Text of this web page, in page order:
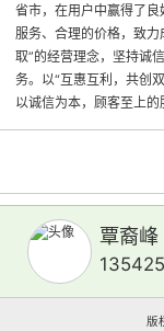
省市，在用户中赢得了
服务、合理的价格，致
取”的经营理念，坚持诚
务。以“互惠互利，共创
以诚信为本，顾客至上的
覃裔峰
版